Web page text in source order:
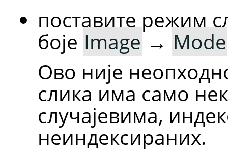
поставите режим
боје Image→ Mode
Ово није
слика има само
случајевима,
неиндексираних.